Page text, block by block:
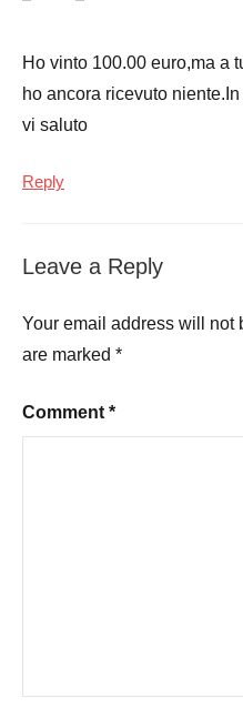
Ho vinto 100.00 euro,ma a
ho ancora ricevuto
vi saluto
Reply
Leave a Reply
Your email address will not
are marked *
Comment *